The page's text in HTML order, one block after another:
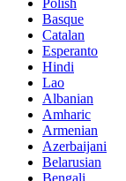
Polish
Basque
Catalan
Esperanto
Hindi
Lao
Albanian
Amharic
Armenian
Azerbaijani
Belarusian
Bengali